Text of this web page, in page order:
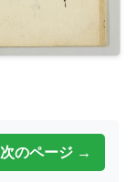
次のページ →